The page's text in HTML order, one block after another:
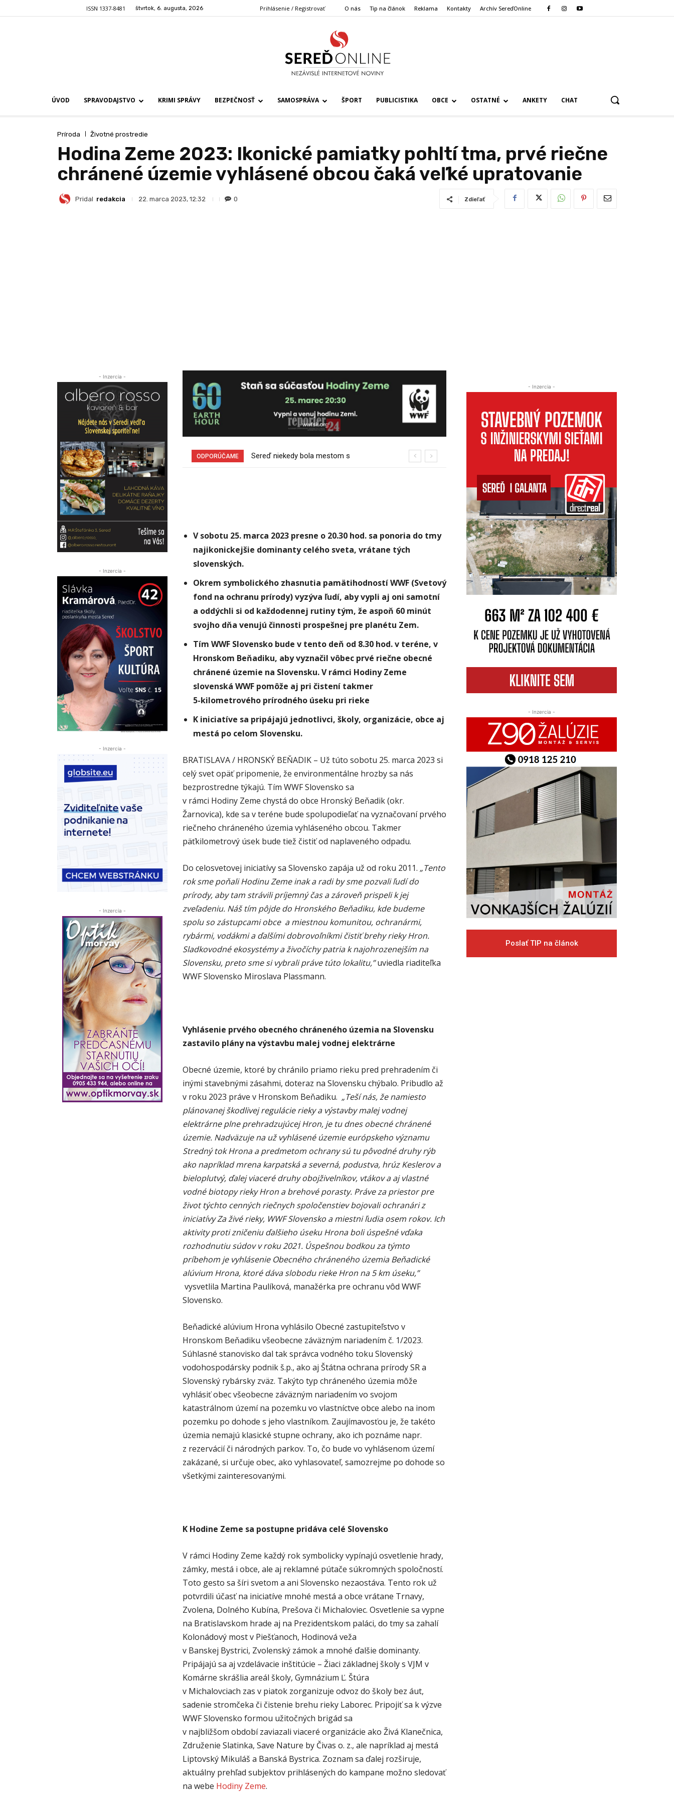
ISSN 1337-8481 štvrtok, 6. augusta, 2026 Prihlásenie / Registrovať O nás Tip na článok Reklama Kontakty Archív SereďOnline
ÚVOD SPRAVODAJSTVO KRIMI SPRÁVY BEZPEČNOSŤ SAMOSPRÁVA ŠPORT PUBLICISTIKA OBCE OSTATNÉ ANKETY CHAT
Príroda Životné prostredie
Hodina Zeme 2023: Ikonické pamiatky pohltí tma, prvé riečne
chránené územie vyhlásené obcou čaká veľké upratovanie
Pridal redakcia 22. marca 2023, 12:32 0 Zdieľať
- Inzercia -
- Inzercia -
- Inzercia -
- Inzercia -
ODPORÚČAME
Pri venčení na Jesenského ulici mal
V sobotu 25. marca 2023 presne o 20.30 hod. sa ponoria do tmy
najikonickejšie dominanty celého sveta, vrátane tých
slovenských.
Okrem symbolického zhasnutia pamätihodností WWF (Svetový
fond na ochranu prírody) vyzýva ľudí, aby vypli aj oni samotní
a oddýchli si od každodennej rutiny tým, že aspoň 60 minút
svojho dňa venujú činnosti prospešnej pre planétu Zem.
Tím WWF Slovensko bude v tento deň od 8.30 hod. v teréne, v
Hronskom Beňadiku, aby vyznačil vôbec prvé riečne obecné
chránené územie na Slovensku. V rámci Hodiny Zeme
slovenská WWF pomôže aj pri čistení takmer
5-kilometrového prírodného úseku pri rieke
K iniciatíve sa pripájajú jednotlivci, školy, organizácie, obce aj
mestá po celom Slovensku.
BRATISLAVA / HRONSKÝ BEŇADIK – Už túto sobotu 25. marca 2023 si
celý svet opäť pripomenie, že environmentálne hrozby sa nás
bezprostredne týkajú. Tím WWF Slovensko sa
v rámci Hodiny Zeme chystá do obce Hronský Beňadik (okr.
Žarnovica), kde sa v teréne bude spolupodieľať na vyznačovaní prvého
riečneho chráneného územia vyhláseného obcou. Takmer
päťkilometrový úsek bude tiež čistiť od naplaveného odpadu.
Do celosvetovej iniciatívy sa Slovensko zapája už od roku 2011. „Tento
rok sme poňali Hodinu Zeme inak a radi by sme pozvali ľudí do
prírody, aby tam strávili príjemný čas a zároveň prispeli k jej
zveľadeniu. Náš tím pôjde do Hronského Beňadiku, kde budeme
spolu so zástupcami obce a miestnou komunitou, ochranármi,
rybármi, vodákmi a ďalšími dobrovoľníkmi čistiť brehy rieky Hron.
Sladkovodné ekosystémy a živočíchy patria k najohrozenejším na
Slovensku, preto sme si vybrali práve túto lokalitu,”uviedla riaditeľka
WWF Slovensko Miroslava Plassmann.
Vyhlásenie prvého obecného chráneného územia na Slovensku
zastavilo plány na výstavbu malej vodnej elektrárne
Obecné územie, ktoré by chránilo priamo rieku pred prehradením či
inými stavebnými zásahmi, doteraz na Slovensku chýbalo. Pribudlo až
v roku 2023 práve v Hronskom Beňadiku. „Teší nás, že namiesto
plánovanej škodlivej regulácie rieky a výstavby malej vodnej
elektrárne plne prehradzujúcej Hron, je tu dnes obecné chránené
územie. Nadväzuje na už vyhlásené územie európskeho významu
Stredný tok Hrona a predmetom ochrany sú tu pôvodné druhy rýb
ako napríklad mrena karpatská a severná, podustva, hrúz Keslerov a
bieloplutvý, ďalej viaceré druhy obojživelníkov, vtákov a aj vlastné
vodné biotopy rieky Hron a brehové porasty. Práve za priestor pre
život týchto cenných riečnych spoločenstiev bojovali ochranári z
iniciatívy Za živé rieky, WWF Slovensko a miestni ľudia osem rokov. Ich
aktivity proti zničeniu ďalšieho úseku Hrona boli úspešné vďaka
rozhodnutiu súdov v roku 2021. Úspešnou bodkou za týmto
príbehom je vyhlásenie Obecného chráneného územia Beňadické
alúvium Hrona, ktoré dáva slobodu rieke Hron na 5 km úseku,”
vysvetlila Martina Paulíková, manažérka pre ochranu vôd WWF
Slovensko.
Beňadické alúvium Hrona vyhlásilo Obecné zastupiteľstvo v
Hronskom Beňadiku všeobecne záväzným nariadením č. 1/2023.
Súhlasné stanovisko dal tak správca vodného toku Slovenský
vodohospodársky podnik š.p., ako aj Štátna ochrana prírody SR a
Slovenský rybársky zväz. Takýto typ chráneného územia môže
vyhlásiť obec všeobecne záväzným nariadením vo svojom
katastrálnom území na pozemku vo vlastníctve obce alebo na inom
pozemku po dohode s jeho vlastníkom. Zaujímavosťou je, že takéto
územia nemajú klasické stupne ochrany, ako ich poznáme napr.
z rezervácií či národných parkov. To, čo bude vo vyhlásenom území
zakázané, si určuje obec, ako vyhlasovateľ, samozrejme po dohode so
všetkými zainteresovanými.
K Hodine Zeme sa postupne pridáva celé Slovensko
V rámci Hodiny Zeme každý rok symbolicky vypínajú osvetlenie hrady,
zámky, mestá i obce, ale aj reklamné pútače súkromných spoločností.
Toto gesto sa šíri svetom a ani Slovensko nezaostáva. Tento rok už
potvrdili účasť na iniciatíve mnohé mestá a obce vrátane Trnavy,
Zvolena, Dolného Kubína, Prešova či Michaloviec. Osvetlenie sa vypne
na Bratislavskom hrade aj na Prezidentskom paláci, do tmy sa zahalí
Kolonádový most v Piešťanoch, Hodinová veža
v Banskej Bystrici, Zvolenský zámok a mnohé ďalšie dominanty.
Pripájajú sa aj vzdelávacie inštitúcie – Žiaci základnej školy s VJM v
Komárne skrášlia areál školy, Gymnázium Ľ. Štúra
v Michalovciach zas v piatok zorganizuje odvoz do školy bez áut,
sadenie stromčeka či čistenie brehu rieky Laborec. Pripojiť sa k výzve
WWF Slovensko formou užitočných brigád sa
v najbližšom období zaviazali viaceré organizácie ako Živá Klanečnica,
Združenie Slatinka, Save Nature by Čivas o. z., ale napríklad aj mestá
Liptovský Mikuláš a Banská Bystrica. Zoznam sa ďalej rozširuje,
aktuálny prehľad subjektov prihlásených do kampane možno sledovať
na webe Hodiny Zeme.
- Inzercia -
- Inzercia -
Poslať TIP na článok